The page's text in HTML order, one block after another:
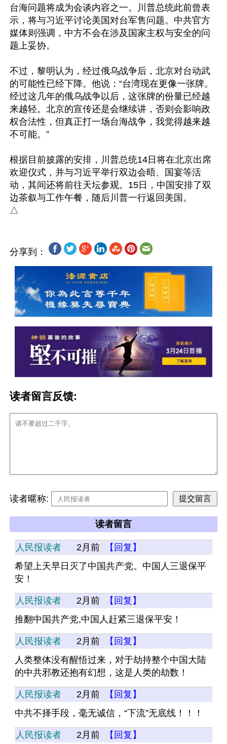
台海问题将成为会谈内容之一。川普总统此前曾表
示，将与习近平讨论美国对台军售问题。中共官方
媒体则强调，中方不会在涉及国家主权与安全的问
题上妥协。
不过，黎明认为，经过俄乌战争后，北京对台动武
的可能性已经下降。他说：“台湾现在更像一张牌。
经过这几年的俄乌战争以后，这张牌的份量已经越
来越轻。北京的宣传还是会继续讲，否则会影响政
权合法性，但真正打一场台海战争，我觉得越来越
不可能。”
根据目前披露的安排，川普总统14日将在北京出席
欢迎仪式，并与习近平举行双边会晤、国宴等活
动，其间还将前往天坛参观。15日，中国安排了双
边茶叙与工作午餐，随后川普一行返回美国。
分享到：
读者留言反馈:
读者暱称:
读者留言
人民报读者 2月前
【回复】
希望上天早日灭了中国共产党。中国人三退保平
安！
人民报读者 2月前
【回复】
推翻中国共产党,中国人赶紧三退保平安！
人民报读者 2月前
【回复】
人类整体没有醒悟过来，对于劫持整个中国大陆
的中共邪教还抱有幻想，这是人类的劫数！
人民报读者 2月前
【回复】
中共不择手段，毫无诚信，“下流”无底线！！！
人民报读者 2月前
【回复】